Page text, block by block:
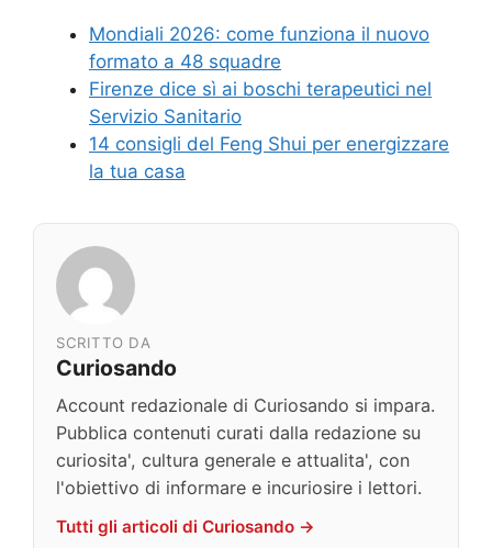
Mondiali 2026: come funziona il nuovo
formato a 48 squadre
Firenze dice sì ai boschi terapeutici nel
Servizio Sanitario
14 consigli del Feng Shui per energizzare
la tua casa
SCRITTO DA
Curiosando
Account redazionale di Curiosando si impara.
Pubblica contenuti curati dalla redazione su
curiosita', cultura generale e attualita', con
l'obiettivo di informare e incuriosire i lettori.
Tutti gli articoli di Curiosando →